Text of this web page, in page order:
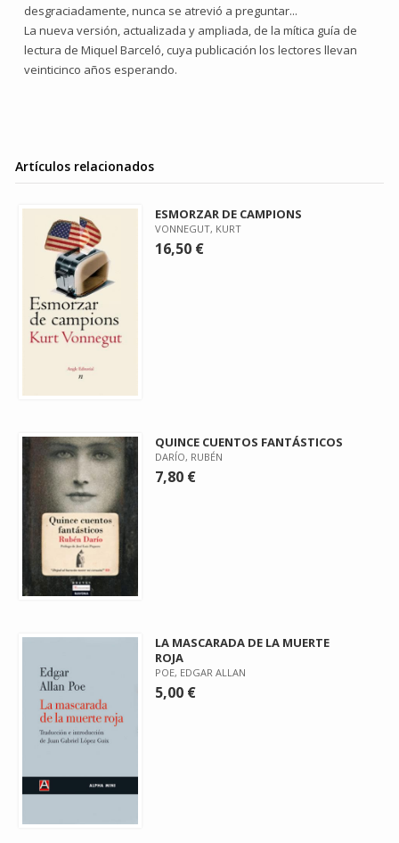
desgraciadamente, nunca se atrevió a preguntar...
La nueva versión, actualizada y ampliada, de la mítica guía de
lectura de Miquel Barceló, cuya publicación los lectores llevan
veinticinco años esperando.
Artículos relacionados
ESMORZAR DE CAMPIONS
VONNEGUT, KURT
16,50 €
QUINCE CUENTOS FANTÁSTICOS
DARÍO, RUBÉN
7,80 €
LA MASCARADA DE LA MUERTE
ROJA
POE, EDGAR ALLAN
5,00 €